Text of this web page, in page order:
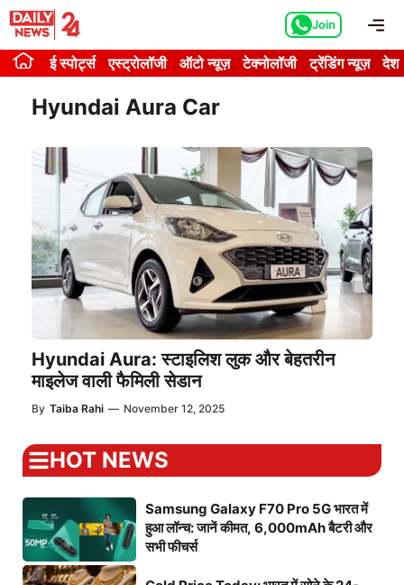
Skip
content
Join
ई स्पोर्ट्स एस्ट्रोलॉजी ऑटो न्यूज़ टेक्नोलॉजी ट्रेंडिंग न्यूज़ देश
Hyundai Aura Car
Hyundai Aura: स्टाइलिश लुक और बेहतरीन
माइलेज वाली फैमिली सेडान
By Taiba Rahi — November 12, 2025
HOT NEWS
Samsung Galaxy F70 Pro 5G भारत में
हुआ लॉन्च: जानें कीमत, 6,000mAh बैटरी और
सभी फीचर्स